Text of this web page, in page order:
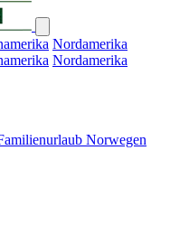
Nordamerika
Nordamerika
Norwegen